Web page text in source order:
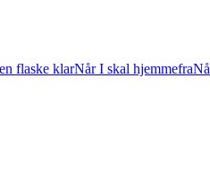
flaske klarNår I skal hjemmefra